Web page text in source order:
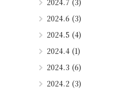
2024.7 (3)
2024.6 (3)
2024.5 (4)
2024.4 (1)
2024.3 (6)
2024.2 (3)